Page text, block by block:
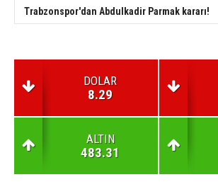
Trabzonspor'dan Abdulkadir Parmak kararı!
DOLAR
8.29
ALTIN
483.31